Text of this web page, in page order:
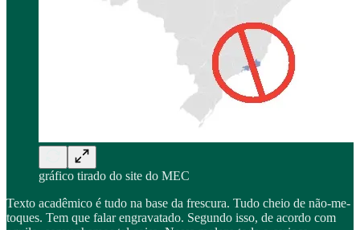
gráfico tirado do site do MEC
Texto acadêmico é tudo na base da frescura. Tudo cheio de não-me-
toques. Tem que falar engravatado. Segundo isso, de acordo com